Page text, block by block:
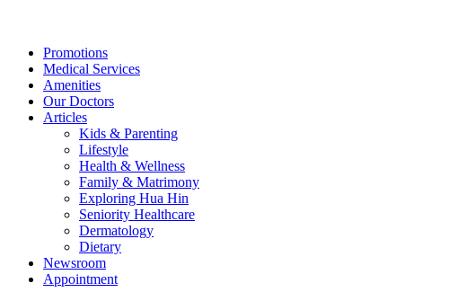
Promotions
Medical Services
Amenities
Our Doctors
Articles
Kids & Parenting
Lifestyle
Health & Wellness
Family & Matrimony
Exploring Hua Hin
Seniority Healthcare
Dermatology
Dietary
Newsroom
Appointment